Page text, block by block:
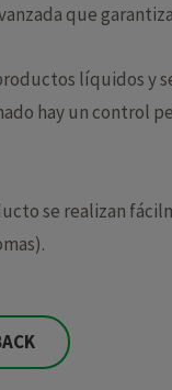
que
líquidos y
hay un control
se realizan